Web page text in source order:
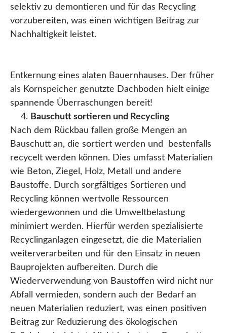
selektiv zu demontieren und für das Recycling
vorzubereiten, was einen wichtigen Beitrag zur
Nachhaltigkeit leistet.
Entkernung eines alaten Bauernhauses. Der früher
als Kornspeicher genutzte Dachboden hielt einige
spannende Überraschungen bereit!
Bauschutt sortieren und Recycling
Nach dem Rückbau fallen große Mengen an
Bauschutt an, die sortiert werden und bestenfalls
recycelt werden können. Dies umfasst Materialien
wie Beton, Ziegel, Holz, Metall und andere
Baustoffe. Durch sorgfältiges Sortieren und
Recycling können wertvolle Ressourcen
wiedergewonnen und die Umweltbelastung
minimiert werden. Hierfür werden spezialisierte
Recyclinganlagen eingesetzt, die die Materialien
weiterverarbeiten und für den Einsatz in neuen
Bauprojekten aufbereiten. Durch die
Wiederverwendung von Baustoffen wird nicht nur
Abfall vermieden, sondern auch der Bedarf an
neuen Materialien reduziert, was einen positiven
Beitrag zur Reduzierung des ökologischen